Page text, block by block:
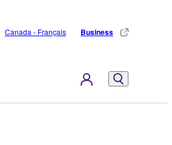
Canada - Français Business